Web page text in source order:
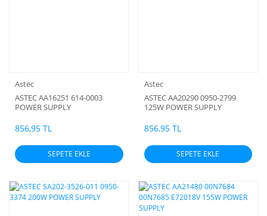
Astec
ASTEC AA16251 614-0003
POWER SUPPLY
856,95 TL
SEPETE EKLE
Astec
ASTEC AA20290 0950-2799
125W POWER SUPPLY
856,95 TL
SEPETE EKLE